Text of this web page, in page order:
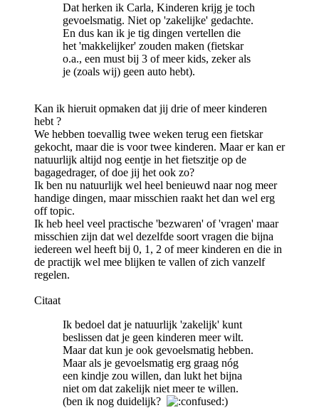
Dat herken ik Carla, Kinderen krijg je toch
gevoelsmatig. Niet op 'zakelijke' gedachte.
En dus kan ik je tig dingen vertellen die
het 'makkelijker' zouden maken (fietskar
o.a., een must bij 3 of meer kids, zeker als
je (zoals wij) geen auto hebt).
Kan ik hieruit opmaken dat jij drie of meer kinderen
hebt ?
We hebben toevallig twee weken terug een fietskar
gekocht, maar die is voor twee kinderen. Maar er kan er
natuurlijk altijd nog eentje in het fietszitje op de
bagagedrager, of doe jij het ook zo?
Ik ben nu natuurlijk wel heel benieuwd naar nog meer
handige dingen, maar misschien raakt het dan wel erg
off topic.
Ik heb heel veel practische 'bezwaren' of 'vragen' maar
misschien zijn dat wel dezelfde soort vragen die bijna
iedereen wel heeft bij 0, 1, 2 of meer kinderen en die in
de practijk wel mee blijken te vallen of zich vanzelf
regelen.
Citaat
Ik bedoel dat je natuurlijk 'zakelijk' kunt
beslissen dat je geen kinderen meer wilt.
Maar dat kun je ook gevoelsmatig hebben.
Maar als je gevoelsmatig erg graag nóg
een kindje zou willen, dan lukt het bijna
niet om dat zakelijk niet meer te willen.
(ben ik nog duidelijk?
)